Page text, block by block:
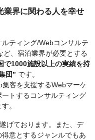
業界に関わる人を幸せ
ティング/Webコンサルテ
ど、宿泊業界が必要とする
で1000施設以上の実績を持
団” です。
客を支援するWebマーケ
トするコンサルティング
。
げております。また、デ
意とするジャンルでもあ